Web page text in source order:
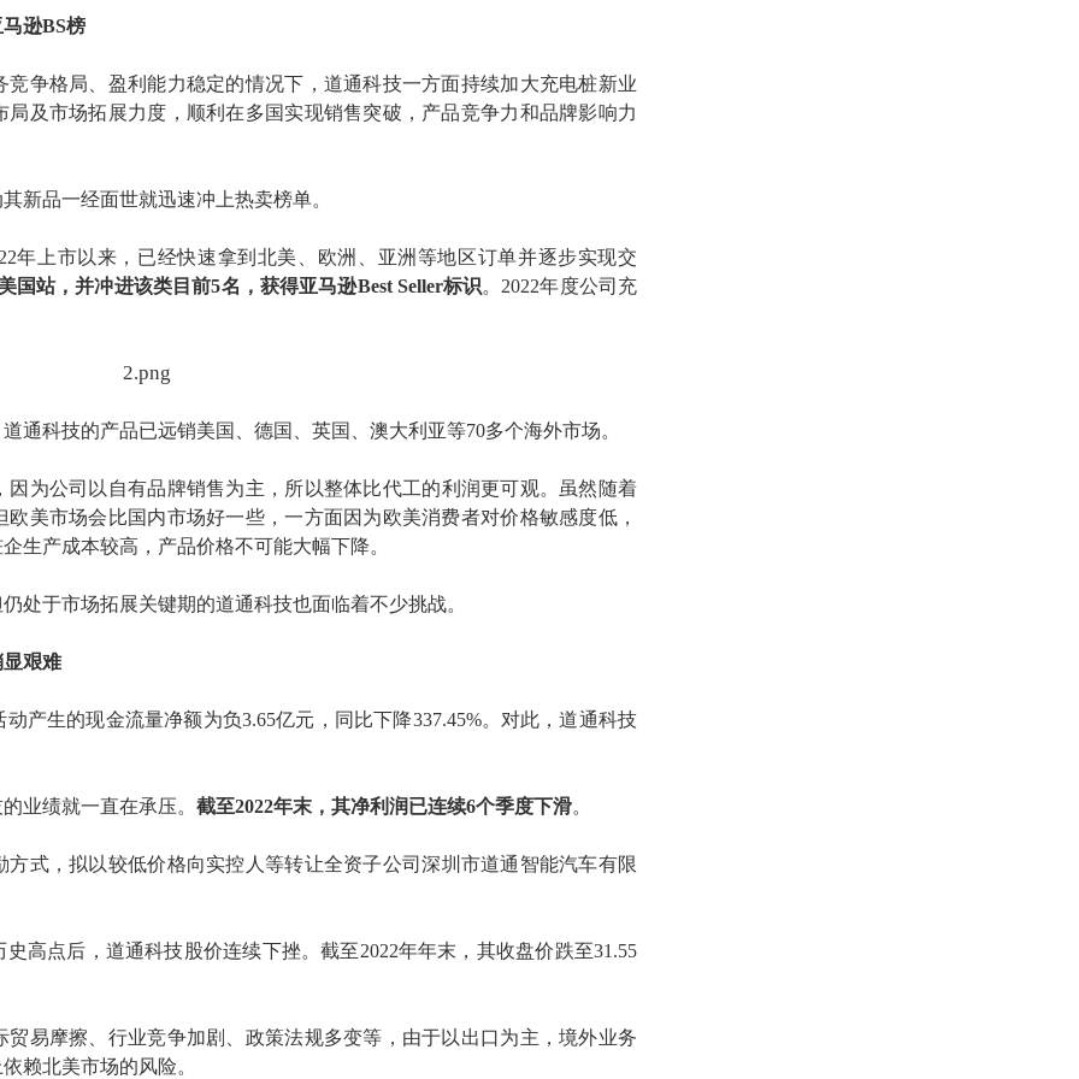
逊BS榜
争格局、盈利能力稳定的情况下，道通科技一方面持续加大充电桩新业
及市场拓展力度，顺利在多国实现销售突破，产品竞争力和品牌影响力
新品一经面世就迅速冲上热卖榜单。
年上市以来，已经快速拿到北美、欧洲、亚洲等地区订单并逐步实现交
国站，并冲进该类目前5名，获得亚马逊Best Seller标识。 2022年度公司充
通科技的产品已远销美国、德国、英国、澳大利亚等70多个海外市场。
因为公司以自有品牌销售为主 ， 所以整体比代工的利润更可观。 虽然 随着
欧美市场会比国内市场好一些，一方面因为欧美消费者对价格敏感度低，
生产成本较高， 产品价格不可能大幅下降。
处于市场拓展关键期的道通科技也面临着不少挑战。
艰难
动产生的现金流量净额为负3.65亿元，同比下降337.45%。 对此，道通科技
的业绩就一直在承压。 截至2022年末 ， 其净利润已连续6个季度下滑。
方式，拟以较低价格向实控人等转让全资子公司深圳市道通智能汽车有限
史高点后，道通科技股价连续下挫。截至2022年年末，其收盘价跌至31.55
易摩擦、行业竞争加剧、政策法规多变等，由于以出口为主，境外业务
赖北美市场的风险。